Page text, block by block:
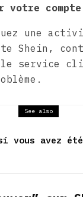
votre
une
Shein,
le service
See also
si vous avez